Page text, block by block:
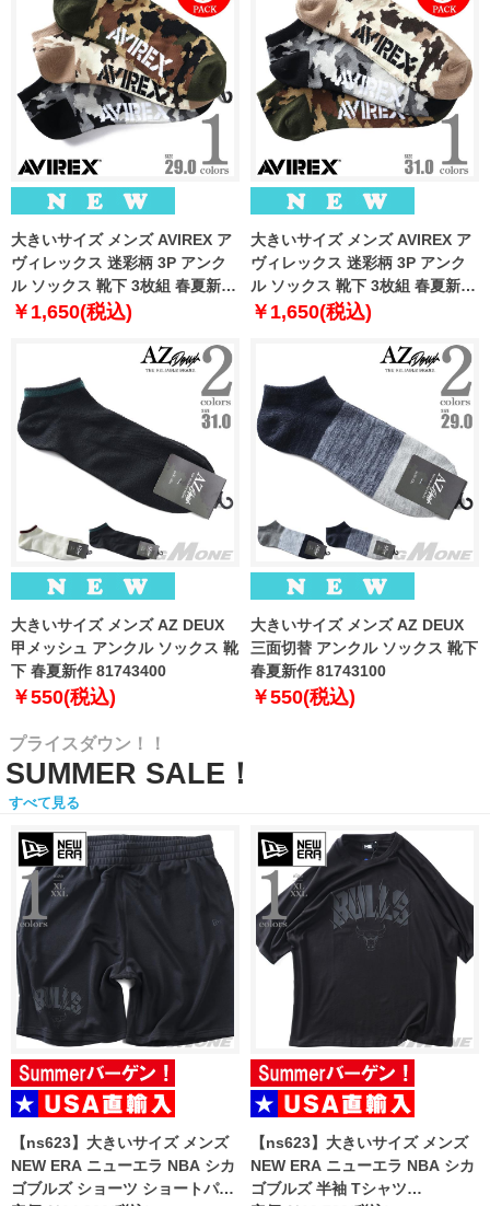
大きいサイズ メンズ AVIREX ア
ヴィレックス 迷彩柄 3P アンク
ル ソックス 靴下 3枚組 春夏新作
81713400
￥1,650(税込)
大きいサイズ メンズ AVIREX ア
ヴィレックス 迷彩柄 3P アンク
ル ソックス 靴下 3枚組 春夏新作
81713500
￥1,650(税込)
大きいサイズ メンズ AZ DEUX
甲メッシュ アンクル ソックス 靴
下 春夏新作 81743400
￥550(税込)
大きいサイズ メンズ AZ DEUX
三面切替 アンクル ソックス 靴下
春夏新作 81743100
￥550(税込)
プライスダウン！！
SUMMER SALE！
すべて見る
【ns623】大きいサイズ メンズ
NEW ERA ニューエラ NBA シカ
ゴブルズ ショーツ ショートパン
【ns623】大きいサイズ メンズ
NEW ERA ニューエラ NBA シカ
ゴブルズ 半袖 Tシャツ